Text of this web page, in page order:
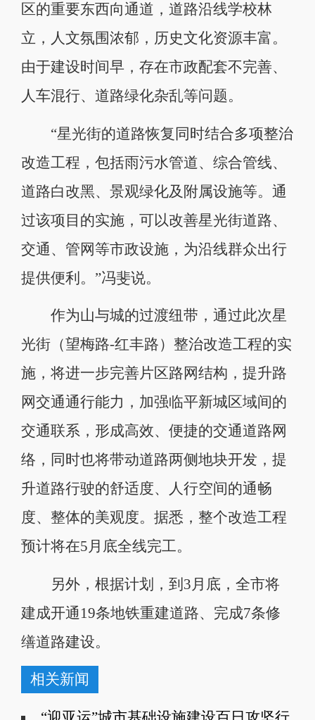
区的重要东西向通道，道路沿线学校林
立，人文氛围浓郁，历史文化资源丰富。
由于建设时间早，存在市政配套不完善、
人车混行、道路绿化杂乱等问题。
“星光街的道路恢复同时结合多项整治
改造工程，包括雨污水管道、综合管线、
道路白改黑、景观绿化及附属设施等。通
过该项目的实施，可以改善星光街道路、
交通、管网等市政设施，为沿线群众出行
提供便利。”冯斐说。
作为山与城的过渡纽带，通过此次星
光街（望梅路-红丰路）整治改造工程的实
施，将进一步完善片区路网结构，提升路
网交通通行能力，加强临平新城区域间的
交通联系，形成高效、便捷的交通道路网
络，同时也将带动道路两侧地块开发，提
升道路行驶的舒适度、人行空间的通畅
度、整体的美观度。据悉，整个改造工程
预计将在5月底全线完工。
另外，根据计划，到3月底，全市将
建成开通19条地铁重建道路、完成7条修
缮道路建设。
相关新闻